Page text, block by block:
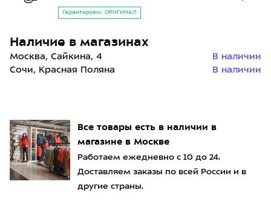
Все товары есть в наличии в
магазине в Москве
Работаем ежедневно с 10 до 24.
Доставляем заказы по всей России и в
другие страны.
Гарантируем: ОРИГИНАЛ
Наличие в магазинах
Москва, Сайкина, 4
В наличии
Сочи, Красная Поляна
В наличии